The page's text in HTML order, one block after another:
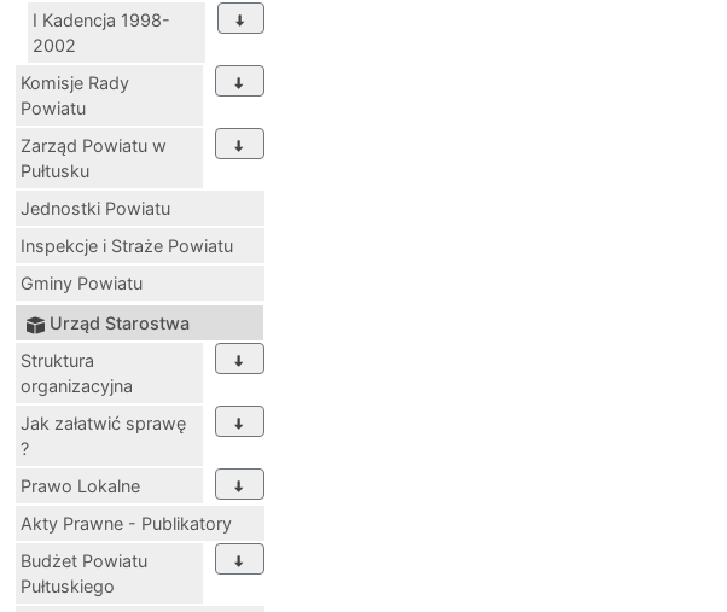
I Kadencja 1998-
2002
Komisje Rady
Powiatu
Zarząd Powiatu w
Pułtusku
Jednostki Powiatu
Inspekcje i Straże Powiatu
Gminy Powiatu
Urząd Starostwa
Struktura
organizacyjna
Jak załatwić sprawę
?
Prawo Lokalne
Akty Prawne - Publikatory
Budżet Powiatu
Pułtuskiego